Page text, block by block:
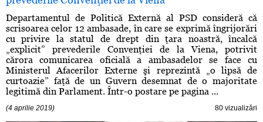
Departamentul de Politică Externă al PSD consideră că
scrisoarea celor 12 ambasade, în care se exprimă îngrijorări
cu privire la statul de drept din ţara noastră, încalcă
„explicit” prevederile Convenţiei de la Viena, potrivit
cărora comunicarea oficială a ambasadelor se face cu
Ministerul Afacerilor Externe şi reprezintă „o lipsă de
curtoazie” faţă de un Guvern desemnat de o majoritate
legitimă din Parlament. Într-o postare pe pagina ...
(4 aprilie 2019) 80 vizualizări